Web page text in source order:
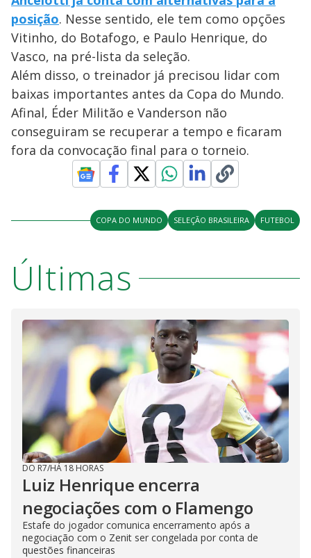
posição. Nesse sentido, ele tem como opções
Vitinho, do Botafogo, e Paulo Henrique, do
Vasco, na pré-lista da seleção.
Além disso, o treinador já precisou lidar com
baixas importantes antes da Copa do Mundo.
Afinal, Éder Militão e Vanderson não
conseguiram se recuperar a tempo e ficaram
fora da convocação final para o torneio.
COPA DO MUNDO SELEÇÃO BRASILEIRA FUTEBOL
Últimas
DO R7/HÁ 18 HORAS
Luiz Henrique encerra
negociações com o Flamengo
Estafe do jogador comunica encerramento após a
negociação com o Zenit ser congelada por conta de
questões financeiras